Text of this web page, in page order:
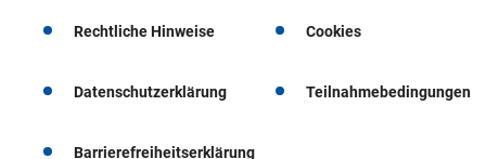
Rechtliche Hinweise Cookies
Datenschutzerklärung Teilnahmebedingungen
Barrierefreiheitserklärung